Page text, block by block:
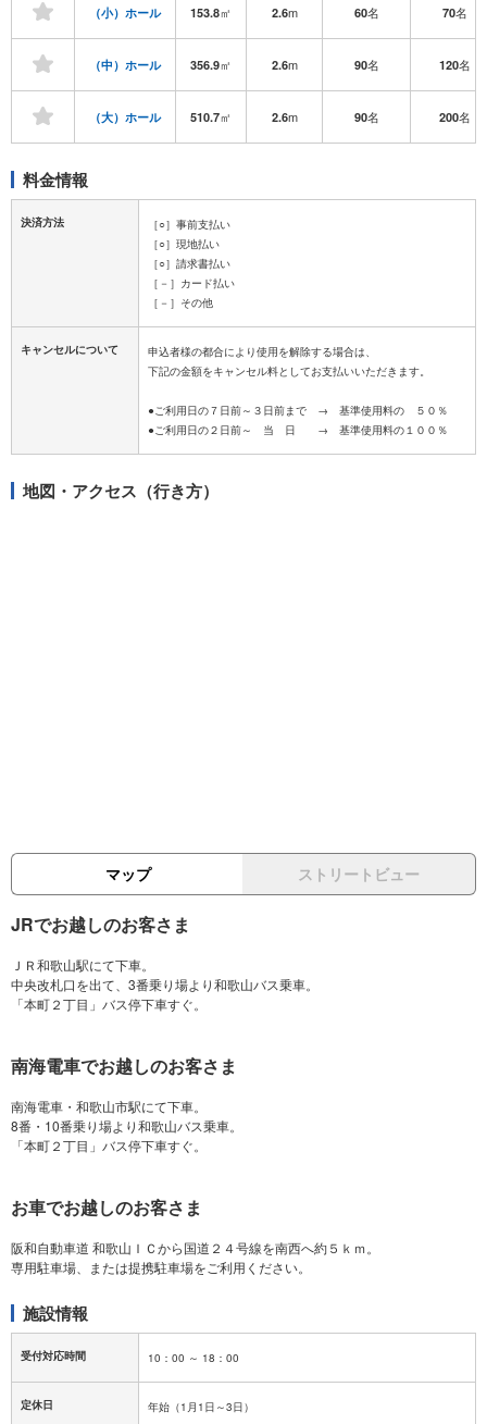
（小）ホール 153.8㎡ 2.6m 60名 70名
（中）ホール 356.9㎡ 2.6m 90名 120名
（大）ホール 510.7㎡ 2.6m 90名 200名
料金情報
決済方法
［○］事前支払い
［○］現地払い
［○］請求書払い
［－］カード払い
［－］その他
キャンセルについて
申込者様の都合により使用を解除する場合は、
下記の金額をキャンセル料としてお支払いいただきます。
●ご利用日の７日前～３日前まで → 基準使用料の ５０％
地図・アクセス（行き方）
マップ ストリートビュー
JRでお越しのお客さま
ＪＲ和歌山駅にて下車。
中央改札口を出て、3番乗り場より和歌山バス乗車。
南海電車でお越しのお客さま
南海電車・和歌山市駅にて下車。
8番・10番乗り場より和歌山バス乗車。
お車でお越しのお客さま
阪和自動車道 和歌山ＩＣから国道２４号線を南西へ約５ｋｍ。
施設情報
受付対応時間
定休日